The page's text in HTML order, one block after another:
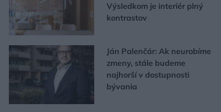
Výsledkom je interiér plný
kontrastov
Ján Palenčár: Ak neurobíme
zmeny, stále budeme
najhorší v dostupnosti
bývania